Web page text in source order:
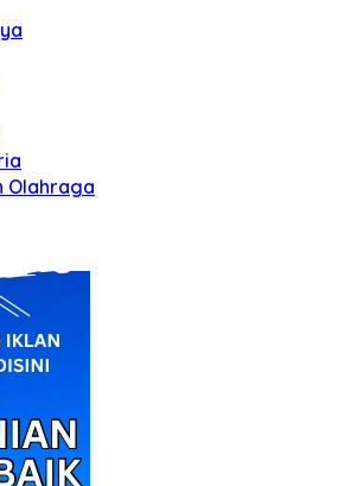
Olahraga